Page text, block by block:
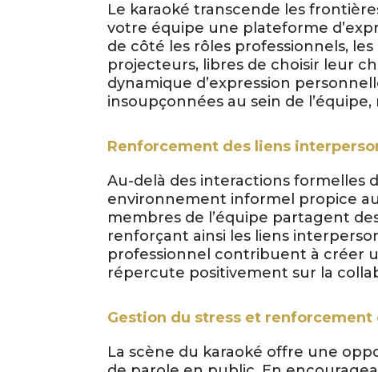
Le karaoké transcende les
votre équipe une plateforme
de côté les rôles professionnels,
projecteurs, libres de choisir leur
dynamique d’expression
insoupçonnées au sein de
Renforcement des liens
Au-delà des interactions formelles
environnement informel propice
membres de l’équipe partagent
renforçant ainsi les liens
professionnel contribuent à créer
répercute positivement sur la
Gestion du stress et renforcement
La scène du karaoké offre une